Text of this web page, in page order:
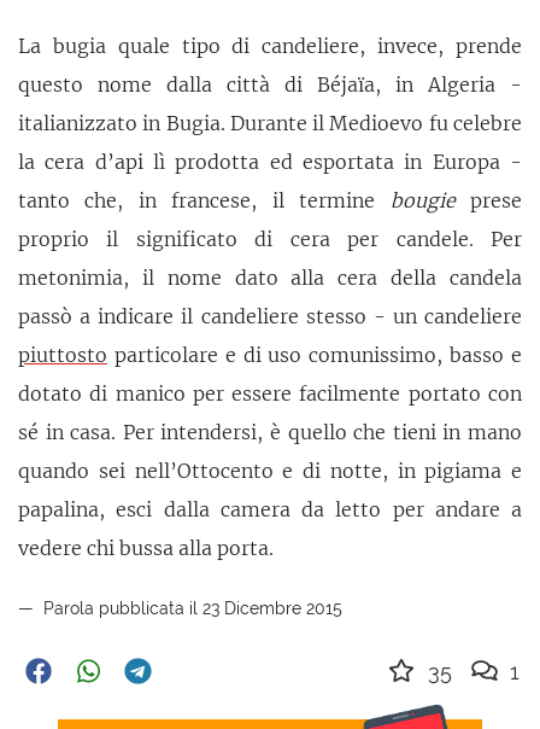
La bugia quale tipo di candeliere, invece, prende
questo nome dalla città di Béjaïa, in Algeria -
italianizzato in Bugia. Durante il Medioevo fu celebre
la cera d’api lì prodotta ed esportata in Europa -
tanto che, in francese, il termine bougieprese
proprio il significato di cera per candele. Per
metonimia, il nome dato alla cera della candela
passò a indicare il candeliere stesso - un candeliere
piuttosto particolare e di uso comunissimo, basso e
dotato di manico per essere facilmente portato con
sé in casa. Per intendersi, è quello che tieni in mano
quando sei nell’Ottocento e di notte, in pigiama e
papalina, esci dalla camera da letto per andare a
vedere chi bussa alla porta.
Parola pubblicata il 23 Dicembre 2015
35 1